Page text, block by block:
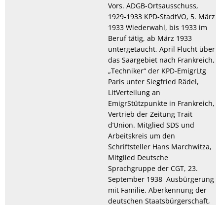
Vors. ADGB-Ortsausschuss,
1929-1933 KPD-StadtVO, 5. März
1933 Wiederwahl, bis 1933 im
Beruf tätig, ab März 1933
untergetaucht, April Flucht über
das Saargebiet nach Frankreich,
„Techniker“ der KPD-EmigrLtg
Paris unter Siegfried Rädel,
LitVerteilung an
EmigrStützpunkte in Frankreich,
Vertrieb der Zeitung Trait
d’Union. Mitglied SDS und
Arbeitskreis um den
Schriftsteller Hans Marchwitza,
Mitglied Deutsche
Sprachgruppe der CGT, 23.
September 1938 Ausbürgerung
mit Familie, Aberkennung der
deutschen Staatsbürgerschaft,